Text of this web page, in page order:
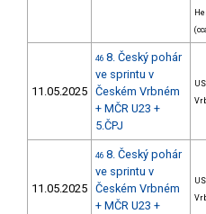
11.05.2025
46 8. Český pohár
ve sprintu v
Českém Vrbném
+ MČR U23 +
5.ČPJ
11.05.2025
46 8. Český pohár
ve sprintu v
Českém Vrbném
+ MČR U23 +